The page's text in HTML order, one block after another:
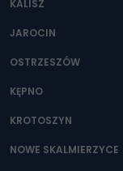
Można to zrobić
KALISZ
JAROCIN
OSTRZESZÓW
KĘPNO
KROTOSZYN
NOWE SKALMIERZYCE